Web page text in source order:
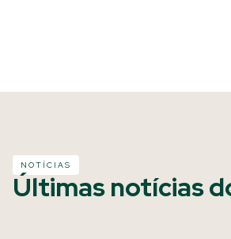
NOTÍCIAS
Últimas notícias